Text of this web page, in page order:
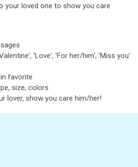
your loved one to show you care
'Love', 'For her/him', 'Miss you'
favorite
size, colors
lover, show you care him/her!